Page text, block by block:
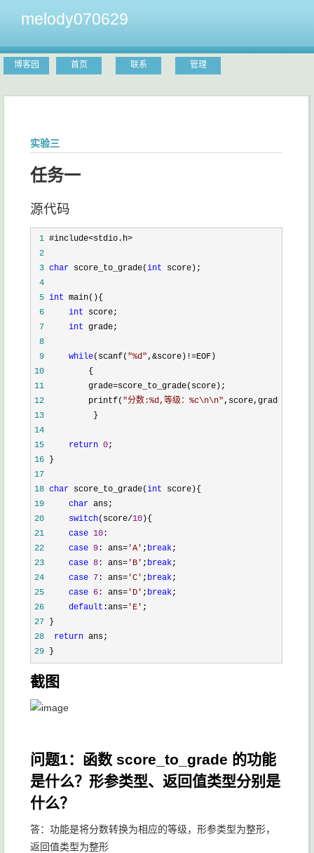
melody070629
博客园 首页 联系 管理
实验三
任务一
源代码
1
2
3 char score_to_grade(int
4
5 int
6
int
7
int
8
9
while(scanf( "%d",&score)!=
10
11
         grade=
12
         printf(
"分数:%d,等级：%c\n\n"
13
14
15
return 0
16
17
18 char score_to_grade(int
19
char
20
switch(score/10
21
case 10
22
case 9 : ans= 'A ' ; break
23
case 8 : ans= ' B ' ; break
24
case 7 : ans= 'C ' ; break
25
case 6 : ans= ' D ' ; break
26
default :ans= ' E '
27
28
return
29 }
截图
问题1：函数 score_to_grade 的功能
是什么？形参类型、返回值类型分别是
什么？
答：功能是将分数转换为相应的等级，形参类型为整形，
返回值类型为整形